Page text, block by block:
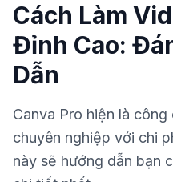
Cách Làm
Đỉnh Cao:
Dẫn
Canva Pro hiện là
chuyên nghiệp với chi
này sẽ hướng dẫn bạn